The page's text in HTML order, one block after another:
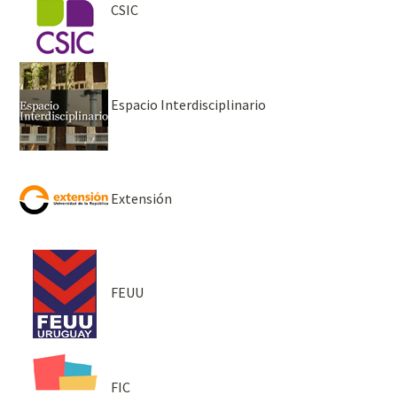
CSIC
Espacio Interdisciplinario
Extensión
FEUU
FIC